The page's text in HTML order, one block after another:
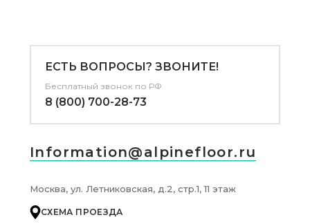
ЕСТЬ ВОПРОСЫ? ЗВОНИТЕ!
Бесплатный звонок по РФ
8 (800) 700-28-73
Information@alpinefloor.ru
Москва, ул. Летниковская, д.2, стр.1, 11 этаж
СХЕМА ПРОЕЗДА